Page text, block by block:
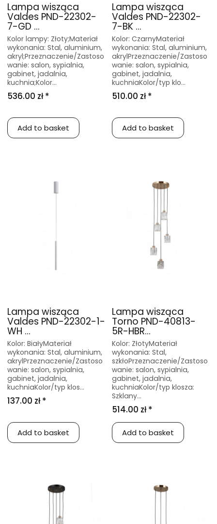
Lampa wisząca
Valdes PND-22302-
7-GD ...
Kolor lampy: Złoty;Materiał
wykonania: Stal, aluminium,
akryl;Przeznaczenie/Zastoso
wanie: salon, sypialnia,
gabinet, jadalnia,
kuchnia;Kolor...
536.00 zł *
Add to basket
Lampa wisząca
Valdes PND-22302-
7-BK ...
Kolor: CzarnyMateriał
wykonania: Stal, aluminium,
akrylPrzeznaczenie/Zastoso
wanie: salon, sypialnia,
gabinet, jadalnia,
kuchniaKolor/typ klo...
510.00 zł *
Add to basket
Lampa wisząca
Valdes PND-22302-1-
WH ...
Kolor: BiałyMateriał
wykonania: Stal, aluminium,
akrylPrzeznaczenie/Zastoso
wanie: salon, sypialnia,
gabinet, jadalnia,
kuchniaKolor/typ klos...
137.00 zł *
Add to basket
Lampa wisząca
Torno PND-40813-
5R-HBR...
Kolor: ZłotyMateriał
wykonania: Stal,
szkłoPrzeznaczenie/Zastoso
wanie: salon, sypialnia,
gabinet, jadalnia,
kuchniaKolor/typ klosza:
Szklany...
514.00 zł *
Add to basket